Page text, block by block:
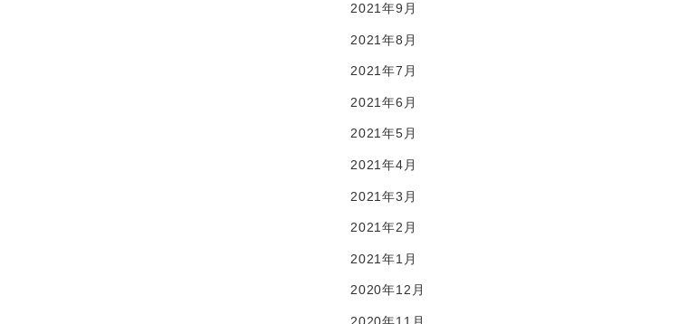
2021年9月
2021年8月
2021年7月
2021年6月
2021年5月
2021年4月
2021年3月
2021年2月
2021年1月
2020年12月